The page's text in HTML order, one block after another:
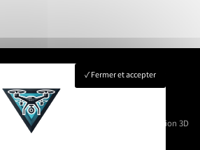
Événementiels
Modélisation 3D
Nos réalisations
Fermer et accepter